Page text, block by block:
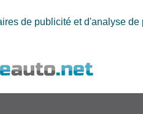
de publicité et d'analyse